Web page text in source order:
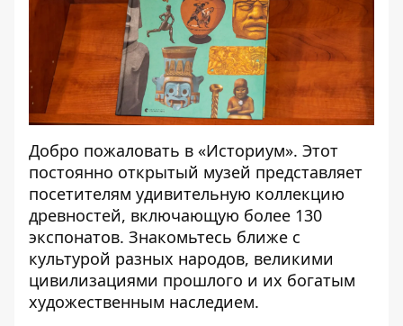
Добро пожаловать в «Историум». Этот
постоянно открытый музей представляет
посетителям удивительную коллекцию
древностей, включающую более 130
экспонатов. Знакомьтесь ближе с
культурой разных народов, великими
цивилизациями прошлого и их богатым
художественным наследием.